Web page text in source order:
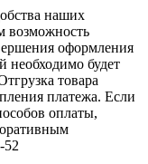
наших
возможность
оформления
необходимо будет
товара
платежа. Если
оплаты,
52